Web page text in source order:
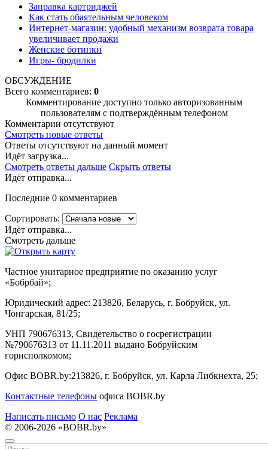
Заправка картриджей
Как стать обаятельным человеком
Интернет-магазин: удобный механизм возврата товара
увеличивает продажи
Женские ботинки
Игры- бродилки
ОБСУЖДЕНИЕ
Всего комментариев: 0
Комментирование доступно только авторизованным
пользователям с подтверждённым телефоном
Комментарии отсутствуют
Смотреть новые ответы
Ответы отсутствуют на данный момент
Идёт загрузка...
Смотреть ответы дальше Скрыть ответы
Идёт отправка...
Последние 0 комментариев
Сортировать:
Идёт отправка...
Смотреть дальше
Частное унитарное предприятие по оказанию услуг
«Бобрбай»;
Юридический адрес: 213826, Беларусь, г. Бобруйск, ул.
Чонгарская, 81/25;
УНП 790676313, Свидетельство о госрегистрации
№790676313 от 11.11.2011 выдано Бобруйским
горисполкомом;
Офис BOBR.by:213826, г. Бобруйск, ул. Карла Либкнехта, 25;
Контактные телефоны офиса BOBR.by
Написать письмо О нас Реклама
© 2006-2026 «BOBR.by»